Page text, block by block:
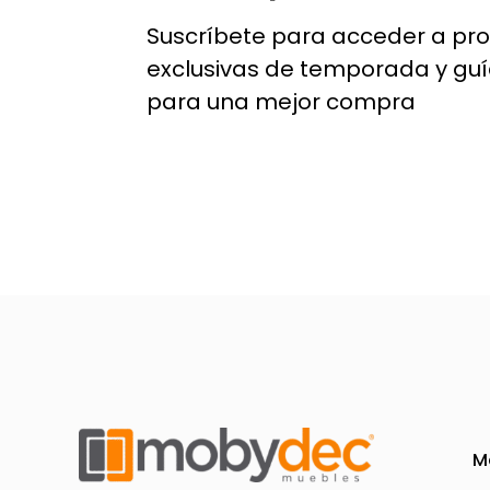
elegir
en
la
Suscríbete para acceder a
exclusivas de temporada y
para una mejor compra